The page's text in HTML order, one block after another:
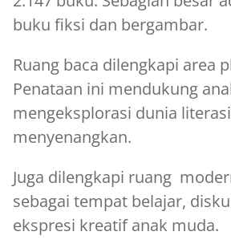
buku fiksi dan bergambar.
Ruang baca dilengkapi area
Penataan ini mendukung
mengeksplorasi dunia
menyenangkan.
Juga dilengkapi ruang
sebagai tempat belajar,
ekspresi kreatif anak muda.